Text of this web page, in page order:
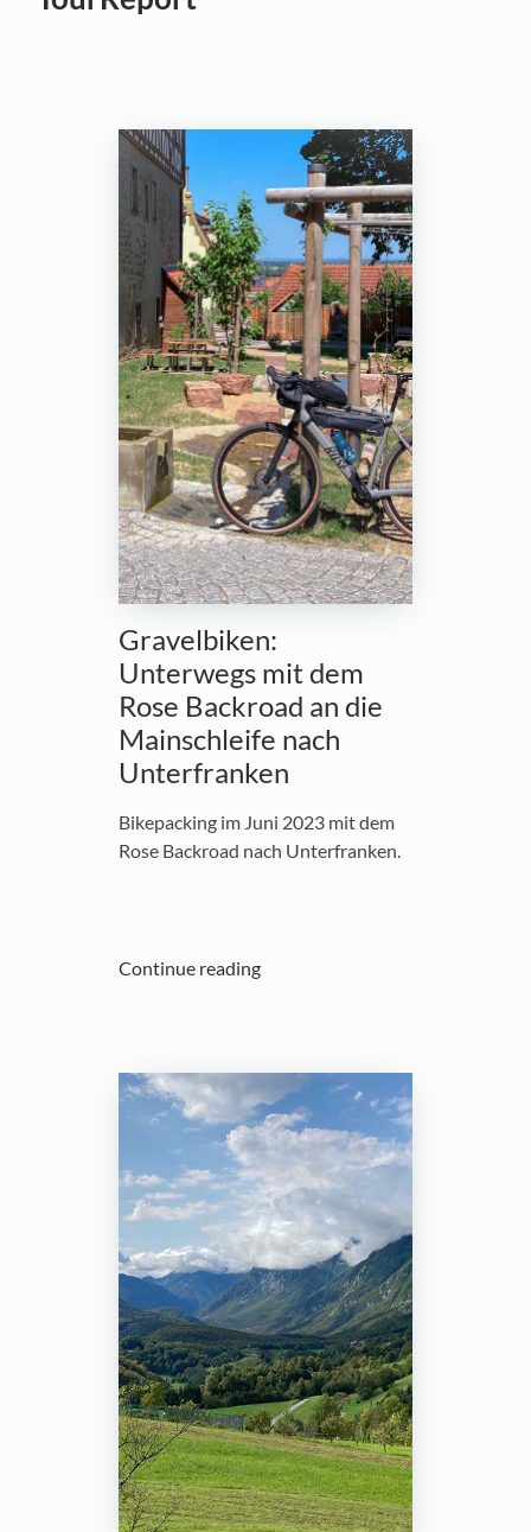
Gravelbiken:
Unterwegs mit dem
Rose Backroad an die
Mainschleife nach
Unterfranken
Bikepacking im Juni 2023 mit dem
Rose Backroad nach Unterfranken.
Continue reading